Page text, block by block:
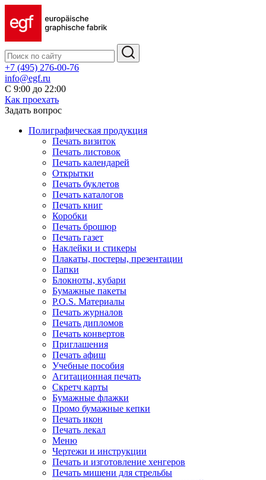
+7 (495) 276-00-76
info@egf.ru
С 9:00 до 22:00
Как проехать
Задать вопрос
Полиграфическая продукция
Печать визиток
Печать листовок
Печать календарей
Открытки
Печать буклетов
Печать каталогов
Печать книг
Коробки
Печать брошюр
Печать газет
Наклейки и стикеры
Плакаты, постеры, презентации
Папки
Блокноты, кубари
Бумажные пакеты
P.O.S. Материалы
Печать журналов
Печать дипломов
Печать конвертов
Приглашения
Печать афиш
Учебные пособия
Агитационная печать
Скретч карты
Бумажные флажки
Промо бумажные кепки
Печать икон
Печать лекал
Меню
Чертежи и инструкции
Печать и изготовление хенгеров
Печать мишени для стрельбы